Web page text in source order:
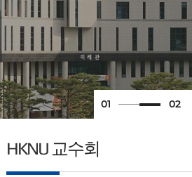
02 02
HKNU 교수회